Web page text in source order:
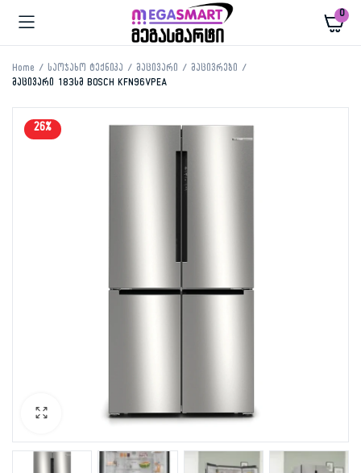
0
Home საოჯახო ტექნიკა მაცივარი
მაცივრები
მაცივარი 183სმ BOSCH KFN96VPEA
26%